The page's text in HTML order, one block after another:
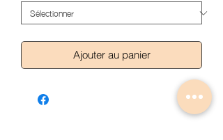
Ajouter au panier